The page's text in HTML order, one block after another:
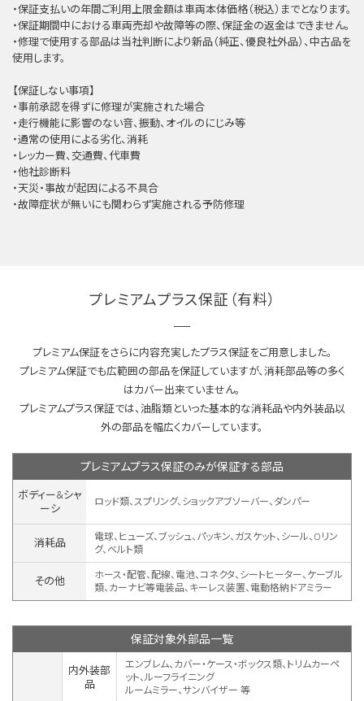
・保証支払いの年間ご利用上限金額は車両本体価格（税込）までとなります。
・保証期間中における車両売却や故障等の際、保証金の返金はできません。
・修理で使用する部品は当社判断により新品（純正、優良社外品）、中古品を
使用します。
【保証しない事項】
・事前承認を得ずに修理が実施された場合
・走行機能に影響のない音、振動、オイルのにじみ等
・通常の使用による劣化、消耗
・レッカー費、交通費、代車費
・他社診断料
・天災・事故が起因による不具合
・故障症状が無いにも関わらず実施される予防修理
プレミアムプラス保証（有料）
プレミアム保証をさらに内容充実したプラス保証をご用意しました。
プレミアム保証でも広範囲の部品を保証していますが、消耗部品等の多く
はカバー出来ていません。
プレミアムプラス保証では、油脂類といった基本的な消耗品や内外装品以
外の部品を幅広くカバーしています。
プレミアムプラス保証のみが保証する部品
ボディー&シャ
ーシ
ロッド類、スプリング、ショックアブソーバー、ダンパー
消耗品
電球、ヒューズ、ブッシュ、パッキン、ガスケット、シール、Oリン
グ、ベルト類
その他
ホース・配管、配線、電池、コネクタ、シートヒーター、ケーブル
類、カーナビ等電装品、キーレス装置、 電動格納ドアミラー
保証対象外部品一覧
内外装部
品
エンブレム、カバー・ケース・ボックス類、トリムカーペ
ット、ルーフライニング
ルームミラー、サンバイザー 等